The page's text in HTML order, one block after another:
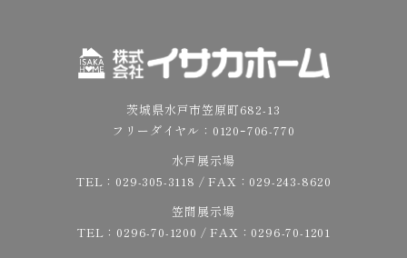
茨城県水戸市笠原町682-13
フリーダイヤル： 0120ｰ706-770
水戸展示場
TEL： 029-305-3118 / FAX：029-243-8620
笠間展示場
TEL： 0296-70-1200 / FAX：0296-70-1201